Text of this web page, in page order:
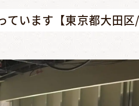
ています【東京都大田